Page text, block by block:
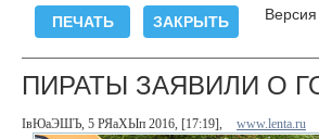
ПИРАТЫ ЗАЯВИЛИ О
ІвЮаЭШЪ, 5 РЯаХЫп 2016, [17:19], www.lenta.ru